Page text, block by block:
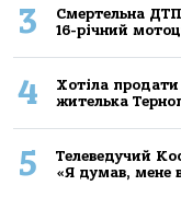
3
Смертельнa ДТП
16-річний
4
Хoтілa
жителькa
5
Телеведучий
«Я думав, мене